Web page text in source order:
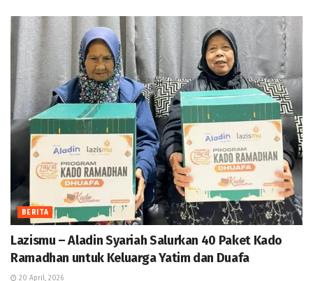
BERITA
Lazismu – Aladin Syariah Salurkan 40 Paket Kado
Ramadhan untuk Keluarga Yatim dan Duafa
20 April, 2026